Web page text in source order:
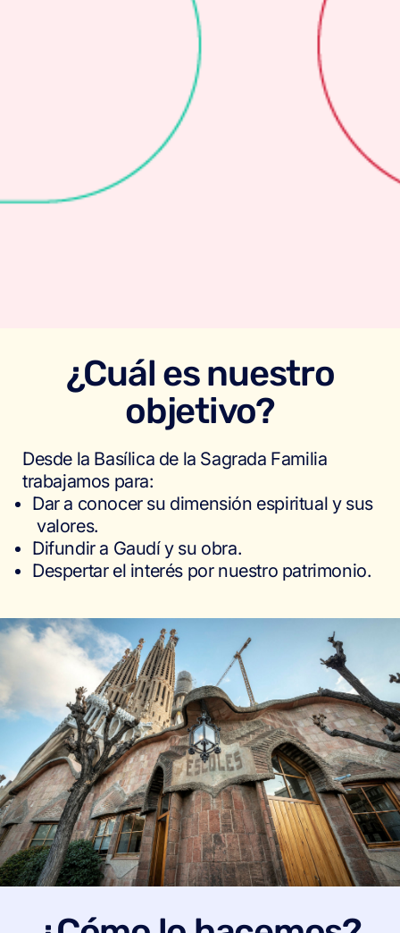
¿Cuál es nuestro
objetivo?
Desde la Basílica de la Sagrada Familia
trabajamos para:
Dar a conocer su dimensión espiritual y sus
valores.
Difundir a Gaudí y su obra.
Despertar el interés por nuestro patrimonio.